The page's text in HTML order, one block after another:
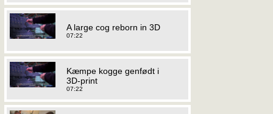
A large cog reborn in 3D
07:22
Kæmpe kogge genfødt i
3D-print
07:22